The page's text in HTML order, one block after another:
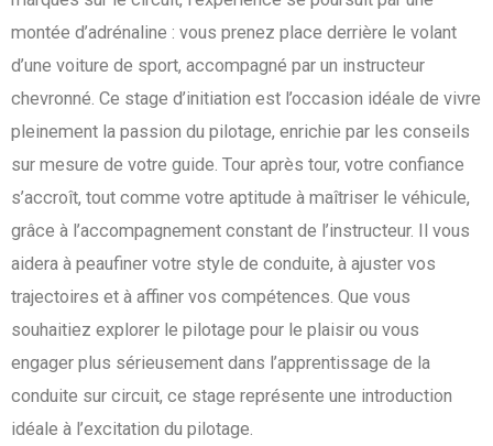
montée d’adrénaline : vous prenez place derrière le volant
d’une voiture de sport, accompagné par un instructeur
chevronné. Ce stage d’initiation est l’occasion idéale de vivre
pleinement la passion du pilotage, enrichie par les conseils
sur mesure de votre guide. Tour après tour, votre confiance
s’accroît, tout comme votre aptitude à maîtriser le véhicule,
grâce à l’accompagnement constant de l’instructeur. Il vous
aidera à peaufiner votre style de conduite, à ajuster vos
trajectoires et à affiner vos compétences. Que vous
souhaitiez explorer le pilotage pour le plaisir ou vous
engager plus sérieusement dans l’apprentissage de la
conduite sur circuit, ce stage représente une introduction
idéale à l’excitation du pilotage.